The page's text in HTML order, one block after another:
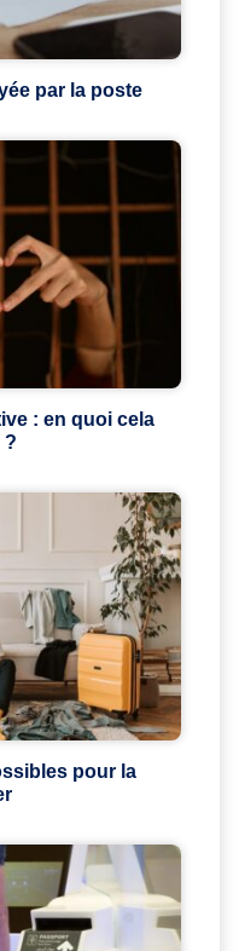
par la poste
: en quoi cela
?
pour la